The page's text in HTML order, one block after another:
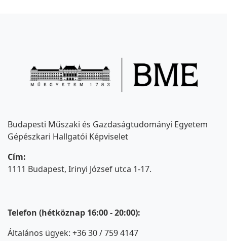
Budapesti Műszaki és Gazdaságtudományi Egyetem
Gépészkari Hallgatói Képviselet
Cím:
1111 Budapest, Irinyi József utca 1-17.
Telefon (hétköznap 16:00 - 20:00):
Általános ügyek: +36 30 / 759 4147